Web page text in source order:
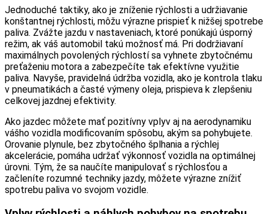
Jednoduché taktiky, ako je zníženie rýchlosti a udržiavanie
konštantnej rýchlosti, môžu výrazne prispieť k nižšej spotrebe
paliva. Zvážte jazdu v nastaveniach, ktoré ponúkajú úsporný
režim, ak váš automobil takú možnosť má. Pri dodržiavaní
maximálnych povolených rýchlostí sa vyhnete zbytočnému
preťaženiu motora a zabezpečíte tak efektívne využitie
paliva. Navyše, pravidelná údržba vozidla, ako je kontrola tlaku
v pneumatikách a časté výmeny oleja, prispieva k zlepšeniu
celkovej jazdnej efektivity.
Ako jazdec môžete mať pozitívny vplyv aj na aerodynamiku
vášho vozidla modificovaním spôsobu, akým sa pohybujete.
Orovanie plynule, bez zbytočného šplhania a rýchlej
akcelerácie, pomáha udržať výkonnosť vozidla na optimálnej
úrovni. Tým, že sa naučíte manipulovať s rýchlosťou a
začleníte rozumné techniky jazdy, môžete výrazne znížiť
spotrebu paliva vo svojom vozidle.